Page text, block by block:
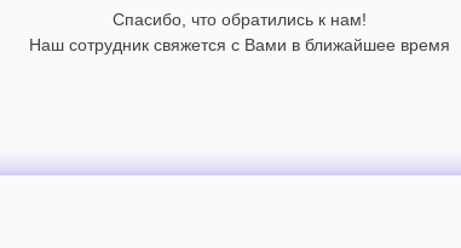
Спасибо, что обратились к нам!
Наш сотрудник свяжется с Вами в ближайшее время